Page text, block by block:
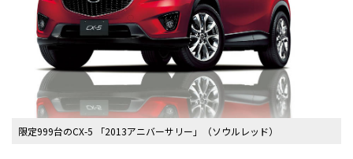
限定999台のCX-5 「2013アニバーサリー」（ソウルレッド）